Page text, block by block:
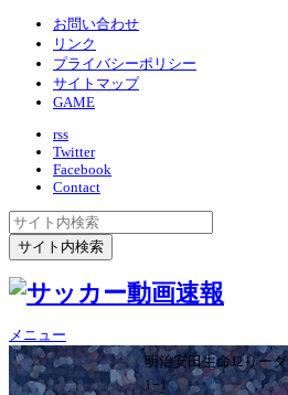
お問い合わせ
リンク
プライバシーポリシー
サイトマップ
GAME
rss
Twitter
Facebook
Contact
メニュー
明治安田生命J2リーグ
1ｰ1